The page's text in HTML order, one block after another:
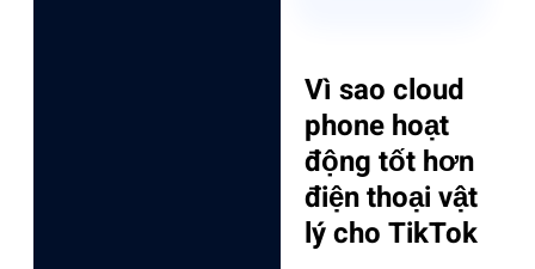
Vì sao cloud
phone hoạt
động tốt hơn
điện thoại vật
lý cho TikTok